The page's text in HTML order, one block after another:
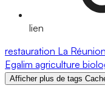
lien
restauration La Réunion
Egalim agriculture
Afficher plus de tags